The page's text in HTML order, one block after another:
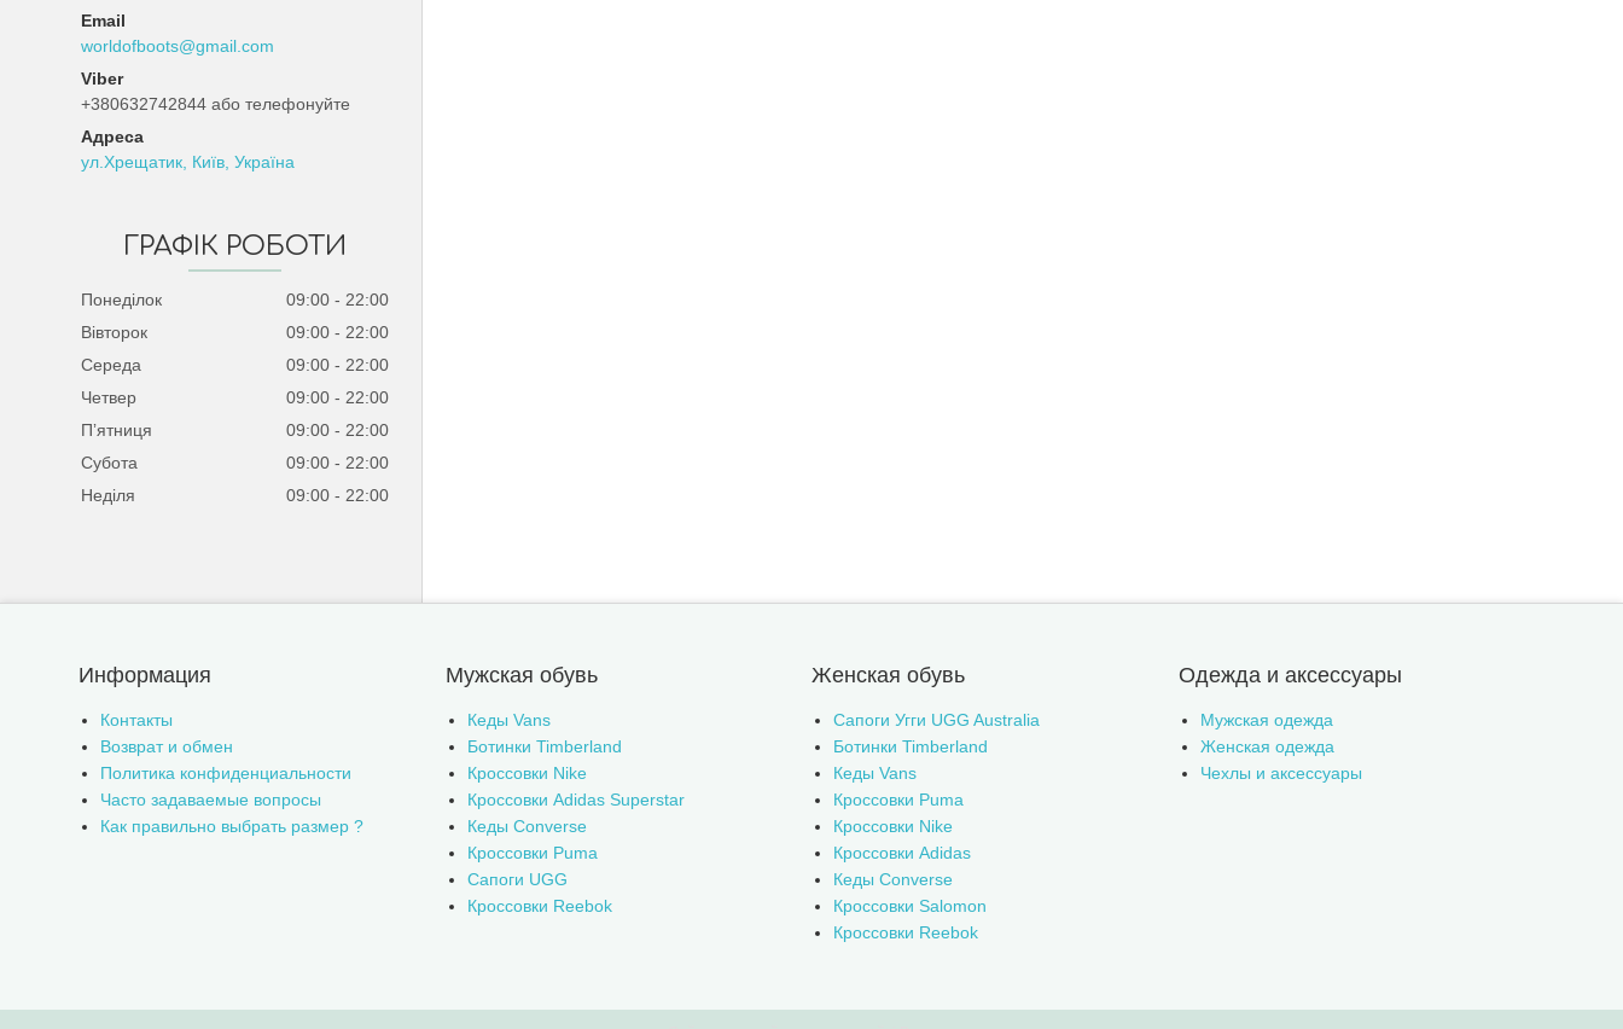
worldofboots@gmail.com
+380632742844 або телефонуйте
ул.Хрещатик, Київ, Україна
ГРАФІК РОБОТИ
Понеділок 09:00
22:00
Вівторок
09:00
22:00
Середа
09:00
22:00
Четвер
09:00
22:00
Пʼятниця
09:00
22:00
Субота
09:00
22:00
Неділя
09:00 22:00
Информация
Контакты
Возврат и обмен
Политика конфиденциальности
Часто задаваемые вопросы
Как правильно выбрать размер ?
Мужская обувь
Кеды Vans
Ботинки Timberland
Кроссовки Nike
Кроссовки Adidas Superstar
Кеды Converse
Кроссовки Puma
Сапоги UGG
Кроссовки Reebok
Женская обувь
Сапоги Угги UGG Australia
Ботинки Timberland
Кеды Vans
Кроссовки Puma
Кроссовки Nike
Кроссовки Adidas
Кеды Converse
Кроссовки Salomon
Кроссовки Reebok
Одежда и аксессуары
Мужская одежда
Женская одежда
Чехлы и аксессуары